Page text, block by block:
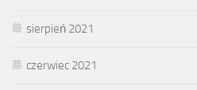
sierpień 2021
czerwiec 2021